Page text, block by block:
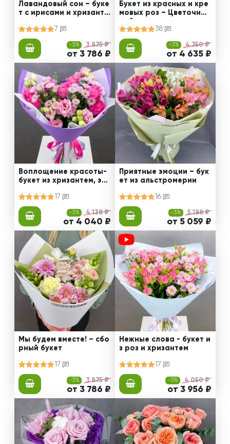
Лавандовый сон – буке
т с ирисами и хризанте
7
-3% 3 875 ₽
от 3 786 ₽
Букет из красных и кре
мовых роз – Цветочный
38
-3% 4 750 ₽
от 4 635 ₽
Воплощение красоты-
букет из хризантем, эус
17
-3% 4 138 ₽
от 4 040 ₽
Приятные эмоции – бук
ет из альстромерии
16
-3% 5 188 ₽
от 5 059 ₽
Мы будем вместе! – сбо
рный букет
17
-3% 3 875 ₽
от 3 786 ₽
Нежные слова - букет и
з роз и хризантем
17
-3% 4 050 ₽
от 3 956 ₽